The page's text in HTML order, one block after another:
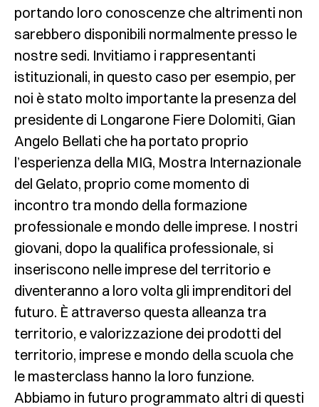
portando loro conoscenze che altrimenti non
sarebbero disponibili normalmente presso le
nostre sedi. Invitiamo i rappresentanti
istituzionali, in questo caso per esempio, per
noi è stato molto importante la presenza del
presidente di Longarone Fiere Dolomiti, Gian
Angelo Bellati che ha portato proprio
l’esperienza della MIG, Mostra Internazionale
del Gelato, proprio come momento di
incontro tra mondo della formazione
professionale e mondo delle imprese. I nostri
giovani, dopo la qualifica professionale, si
inseriscono nelle imprese del territorio e
diventeranno a loro volta gli imprenditori del
futuro. È attraverso questa alleanza tra
territorio, e valorizzazione dei prodotti del
territorio, imprese e mondo della scuola che
le masterclass hanno la loro funzione.
Abbiamo in futuro programmato altri di questi